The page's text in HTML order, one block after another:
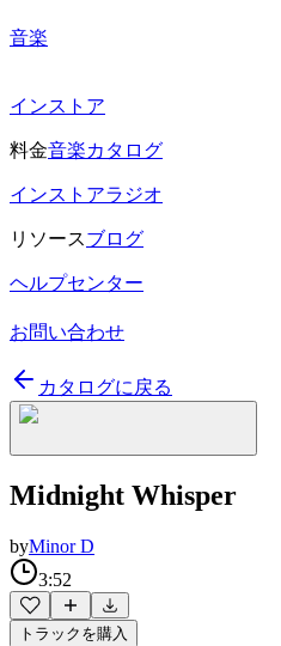
音楽
インストア
料金音楽カタログ
インストアラジオ
リソースブログ
ヘルプセンター
お問い合わせ
カタログに戻る
Midnight Whisper
byMinor D
3:52
トラックを購入